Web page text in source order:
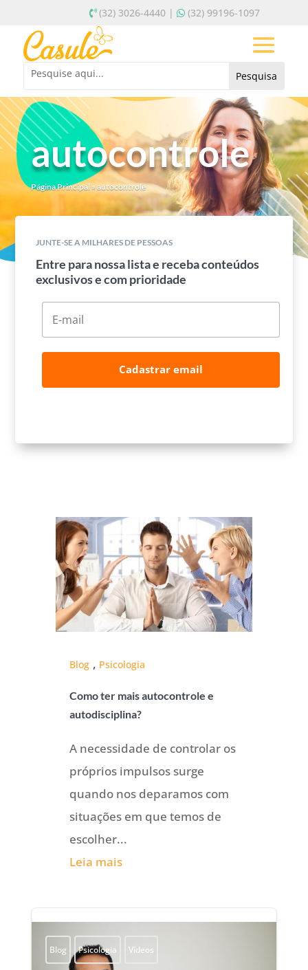
(32) 3026-4440 | (32) 99196-1097
autocontrole
Página Principal» autocontrole
JUNTE-SE A MILHARES DE PESSOAS
Entre para nossa lista e receba conteúdos
exclusivos e com prioridade
Cadastrar email
Blog , Psicologia
Como ter mais autocontrole e
autodisciplina?
A necessidade de controlar os
próprios impulsos surge
quando nos deparamos com
situações em que temos de
escolher...
Leia mais
Blog Psicologia Vídeos